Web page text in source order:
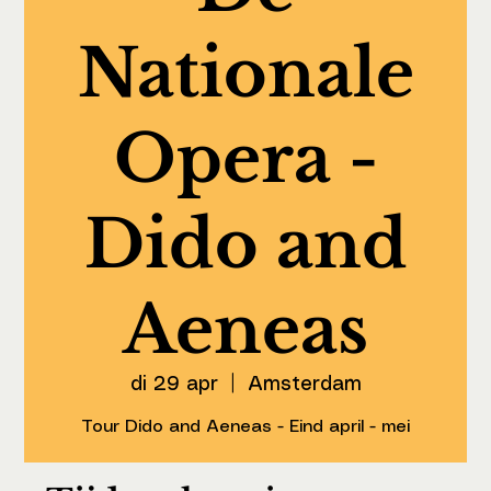
Nationale
Opera -
Dido and
Aeneas
di 29 apr
  |
Amsterdam
Tour Dido and Aeneas - Eind april - mei